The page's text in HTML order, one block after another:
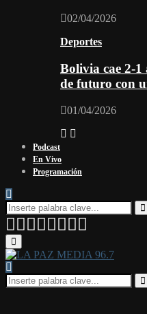
02/04/2026
Deportes
Bolivia cae 2-1
de futuro con
01/04/2026
Podcast
En Vivo
Programación
Search
for:Facebook
Twitter
Instagram
Youtube
Email
Twitch
Whatsapp
Primary
Menu
Search
for: